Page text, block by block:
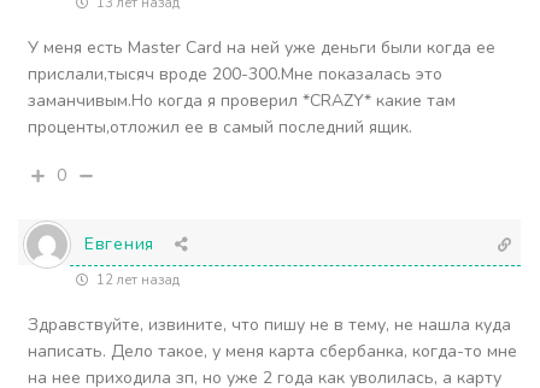
У меня есть Master Card на ней уже деньги были когда ее
прислали,тысяч вроде 200-300.Мне показалась это
заманчивым.Но когда я проверил *CRAZY* какие там
проценты,отложил ее в самый последний ящик.
0
Евгения
12 лет назад
Здравствуйте, извините, что пишу не в тему, не нашла куда
написать. Дело такое, у меня карта сбербанка, когда-то мне
на нее приходила зп, но уже 2 года как уволилась, а карту